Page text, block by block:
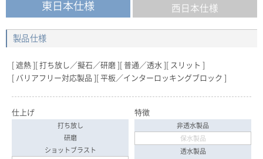
東日本仕様 西日本仕様
製品仕様
遮熱 打ち放し／擬石／研磨 普通／透水
スリット
バリアフリー対応製品
平板／インターロッキングブロック
仕上げ
打ち放し
研磨
ショットブラスト
特徴
非透水製品
保水製品
透水製品